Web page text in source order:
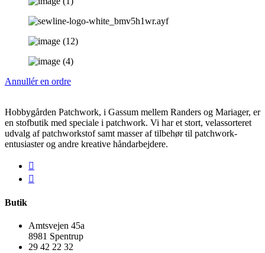
Annullér en ordre
Hobbygården Patchwork, i Gassum mellem Randers og Mariager, er
en stofbutik med speciale i patchwork. Vi har et stort, velassorteret
udvalg af patchworkstof samt masser af tilbehør til patchwork-
entusiaster og andre kreative håndarbejdere.
Butik
Amtsvejen 45a
8981 Spentrup
29 42 22 32